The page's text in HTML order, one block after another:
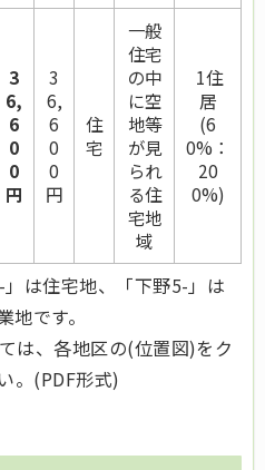
3
6,
6
0
0
円
3
6,
6
0
0
円
住
宅
一般
住宅
の中
に空
地等
が見
られ
る住
宅地
域
1住
居
(6
0%：
20
0%)
は住宅地、「下野5-」は
です。
は、各地区の(位置図)をク
。(PDF形式)